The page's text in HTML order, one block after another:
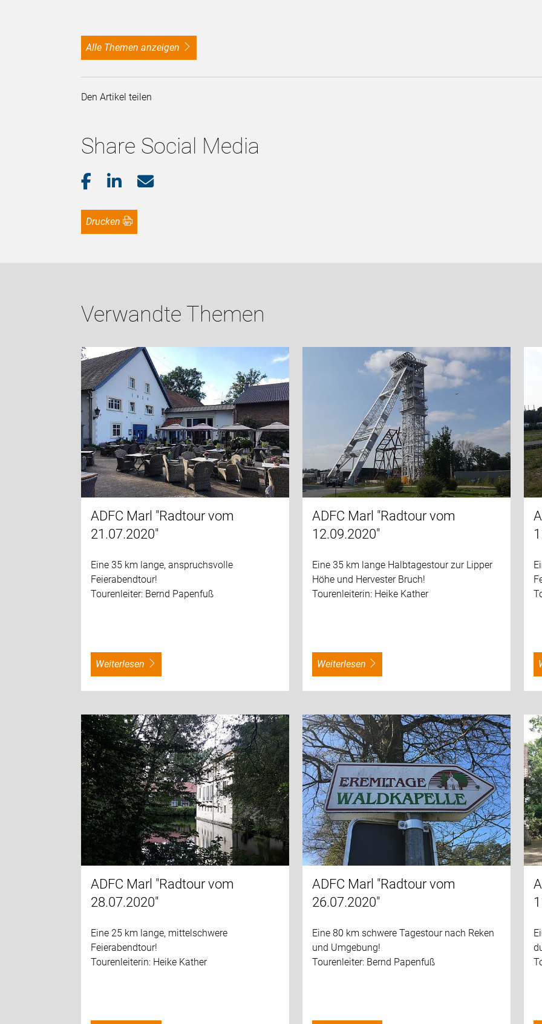
alle Themen anzeigen
Den Artikel teilen
Share Social Media
Drucken
Verwandte Themen
ADFC Marl "Radtour vom
21.07.2020"
Eine 35 km lange, anspruchsvolle
Feierabendtour!
Tourenleiter: Bernd Papenfuß
weiterlesen
ADFC Marl "Radtour vom
12.09.2020"
Eine 35 km lange Halbtagestour zur Lipper
Höhe und Hervester Bruch!
Tourenleiterin: Heike Kather
weiterlesen
ADFC Marl "Radtour vom
28.07.2020"
Eine 25 km lange, mittelschwere
Feierabendtour!
Tourenleiterin: Heike Kather
ADFC Marl "Radtour vom
26.07.2020"
Eine 80 km schwere Tagestour nach Reken
und Umgebung!
Tourenleiter: Bernd Papenfuß